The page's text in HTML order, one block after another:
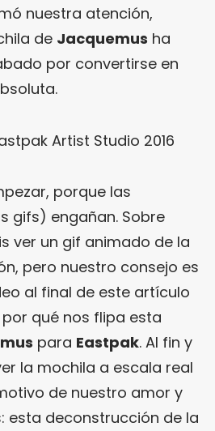
nuestra atención,
de Jacquemus ha
por convertirse en
porque las
gifs) engañan. Sobre
ver un gif animado de la
pero nuestro consejo es
al final de este artículo
qué nos flipa esta
para Eastpak. Al fin y
la mochila a escala real
de nuestro amor y
esta deconstrucción de la